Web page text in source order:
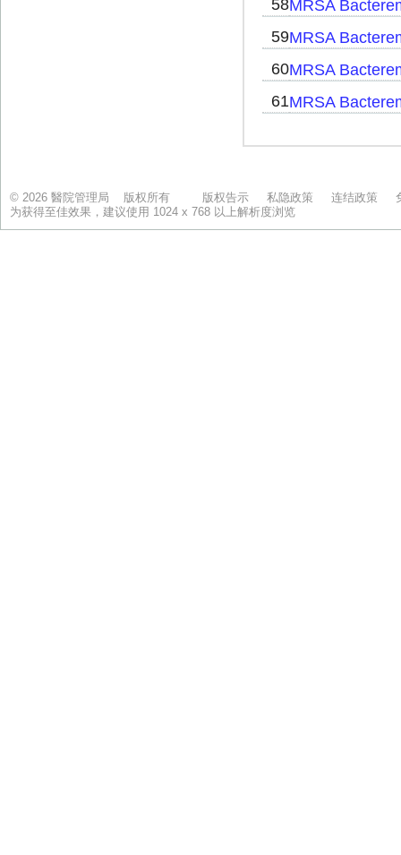
© 2026 醫院管理局 版权所有 版权告示 私隐政策 连结政策
为获得至佳效果，建议使用 1024 x 768 以上解析度浏览